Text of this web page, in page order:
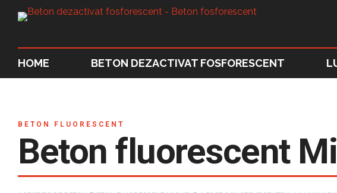
HOME BETON DEZACTIVAT FOSFORESCENT
BETON FLUORESCENT
Beton fluorescent